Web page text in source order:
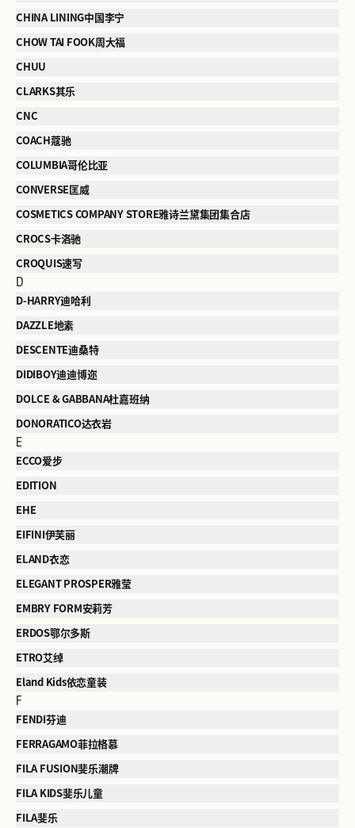
CHINA LINING中国李宁
CHOW TAI FOOK周大福
CHUU
CLARKS其乐
CNC
COACH蔻驰
COLUMBIA哥伦比亚
CONVERSE匡威
COSMETICS COMPANY STORE雅诗兰黛集团集合店
CROCS卡洛驰
CROQUIS速写
D
D-HARRY迪哈利
DAZZLE地素
DESCENTE迪桑特
DIDIBOY迪迪博迩
DOLCE & GABBANA杜嘉班纳
DONORATICO达衣岩
E
ECCO爱步
EDITION
EHE
EIFINI伊芙丽
ELAND衣恋
ELEGANT PROSPER雅莹
EMBRY FORM安莉芳
ERDOS鄂尔多斯
ETRO艾绰
Eland Kids依恋童装
F
FENDI芬迪
FERRAGAMO菲拉格慕
FILA FUSION斐乐潮牌
FILA KIDS斐乐儿童
FILA斐乐